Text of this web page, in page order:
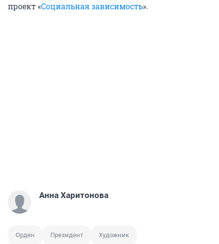
проект «Социальная зависимость».
Анна Харитонова
Орден Президент Художник